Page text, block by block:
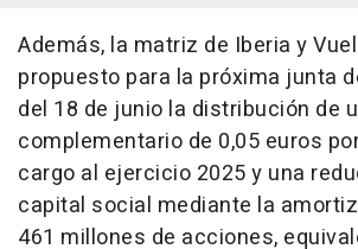
Además, la matriz de Iberia y
propuesto para la próxima junta
del 18 de junio la distribución de
complementario de 0,05 euros
cargo al ejercicio 2025 y una
capital social mediante la
461 millones de acciones,